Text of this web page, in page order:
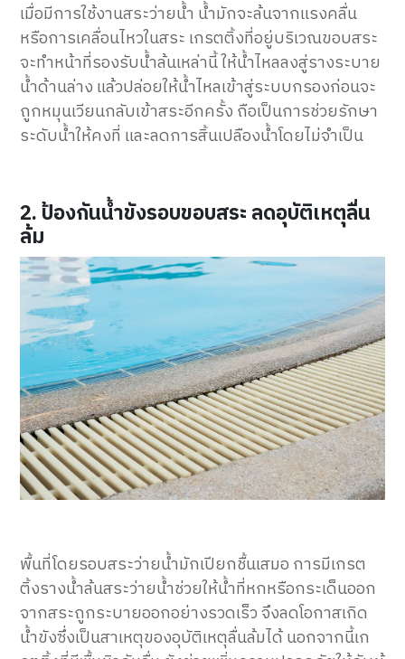
เมื่อมีการใช้งานสระว่ายน้ำ น้ำมักจะล้นจากแรงคลื่น
หรือการเคลื่อนไหวในสระ เกรตติ้งที่อยู่บริเวณขอบสระ
จะทำหน้าที่รองรับน้ำล้นเหล่านี้ ให้น้ำไหลลงสู่รางระบาย
น้ำด้านล่าง แล้วปล่อยให้น้ำไหลเข้าสู่ระบบกรองก่อนจะ
ถูกหมุนเวียนกลับเข้าสระอีกครั้ง ถือเป็นการช่วยรักษา
ระดับน้ำให้คงที่ และลดการสิ้นเปลืองน้ำโดยไม่จำเป็น
2. ป้องกันน้ำขังรอบขอบสระ ลดอุบัติเหตุลื่น
ล้ม
พื้นที่โดยรอบสระว่ายน้ำมักเปียกชื้นเสมอ การมีเกรต
ติ้งรางน้ำล้นสระว่ายน้ำช่วยให้น้ำที่หกหรือกระเด็นออก
จากสระถูกระบายออกอย่างรวดเร็ว จึงลดโอกาสเกิด
น้ำขังซึ่งเป็นสาเหตุของอุบัติเหตุลื่นล้มได้ นอกจากนี้เก